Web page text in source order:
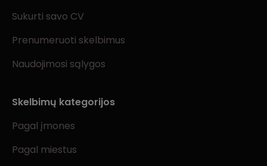
Sukurti savo CV
Prenumeruoti skelbimus
Naudojimosi sąlygos
Skelbimų kategorijos
Pagal įmones
Pagal miestus